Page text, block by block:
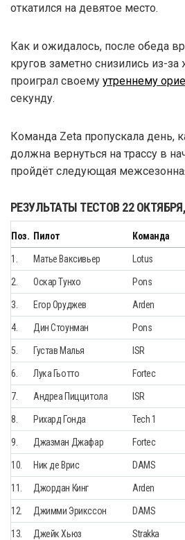
откатился на девятое место.
Как и ожидалось, после обеда
кругов заметно снизились из-
проиграл своему утреннему
секунду.
Команда Zeta пропускала день,
должна вернуться на трассу в
пройдёт следующая
РЕЗУЛЬТАТЫ ТЕСТОВ 22
Поз. Пилот Команда
1. Матье Ваксивьер Lotus
2. Оскар Тунхо Pons
3. Егор Оруджев Arden
4. Дин Стоунман Pons
5. Густав Малья ISR
6. Лука Гьотто Fortec
7. Андреа Пиццитола ISR
8. Рихард Гонда Tech 1
9. Джазман Джафар Fortec
10. Ник де Врис DAMS
11. Джордан Кинг Arden
12. Джимми Эрикссон DAMS
13. Джейк Хьюз Strakka